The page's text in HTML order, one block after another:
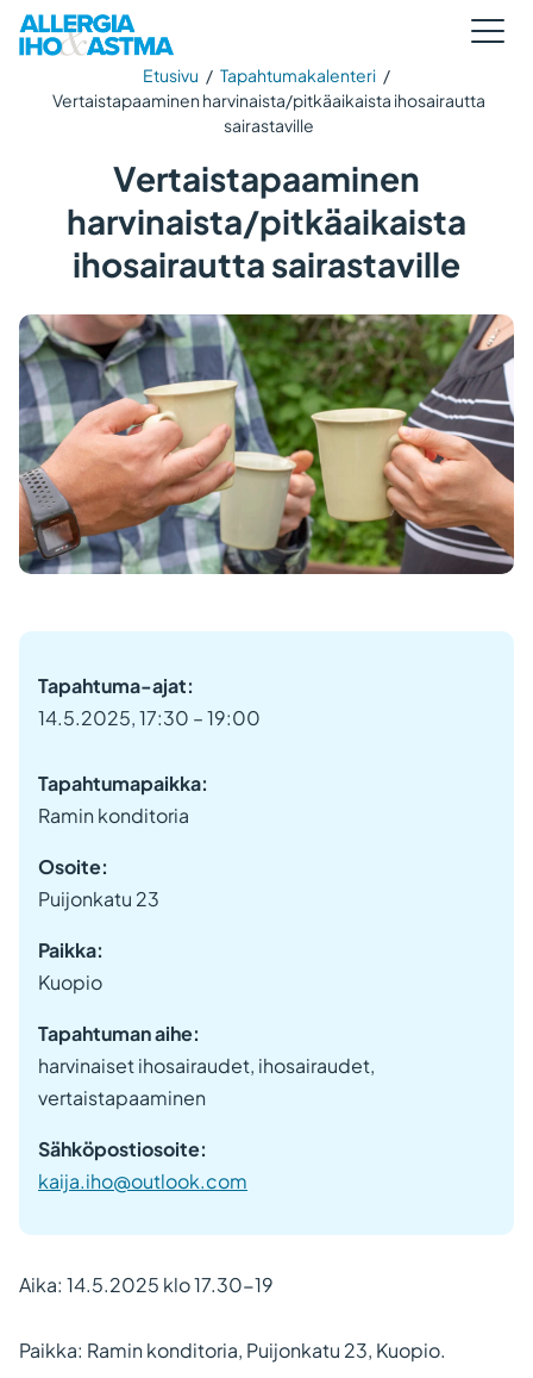
Etusivu / Tapahtumakalenteri /
Vertaistapaaminen harvinaista/pitkäaikaista ihosairautta
sairastaville
Vertaistapaaminen
harvinaista/pitkäaikaista
ihosairautta sairastaville
Tapahtuma-ajat:
14.5.2025, 17:30 – 19:00
Tapahtumapaikka:
Ramin konditoria
Osoite:
Puijonkatu 23
Paikka:
Kuopio
Tapahtuman aihe:
harvinaiset ihosairaudet, ihosairaudet,
vertaistapaaminen
Sähköpostiosoite:
kaija.iho@outlook.com
Aika: 14.5.2025 klo 17.30-19
Paikka: Ramin konditoria, Puijonkatu 23, Kuopio.